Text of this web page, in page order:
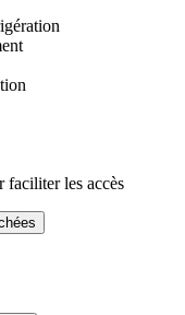
faciliter les accès